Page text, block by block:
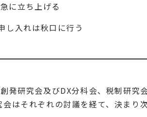
に立ち上げる
し入れは秋口に行う
発研究会及びDX分科会、税制研究
はそれぞれの討議を経て、決まり